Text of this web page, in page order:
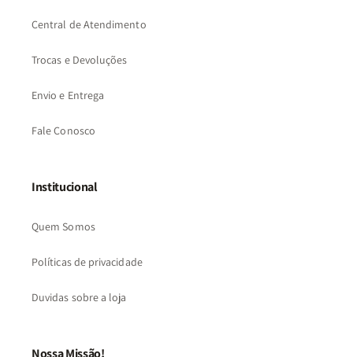
Central de Atendimento
Trocas e Devoluções
Envio e Entrega
Fale Conosco
Institucional
Quem Somos
Políticas de privacidade
Duvidas sobre a loja
Nossa Missão!